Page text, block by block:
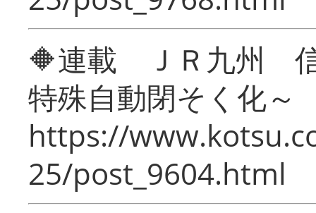
🔶連載 ＪＲ九州 信
特殊自動閉そく化～
https://
25/post_9604.html